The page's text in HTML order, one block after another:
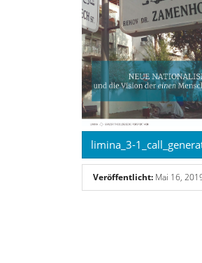
limina_3-
Veröffentlicht: Mai 16,